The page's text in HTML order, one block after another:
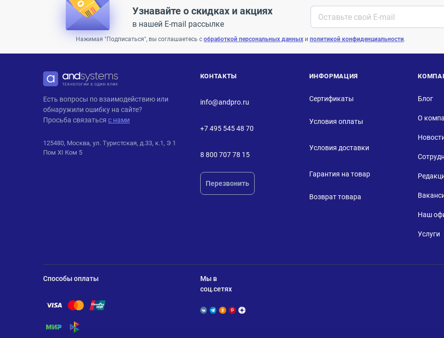
Узнавайте о скидках и акциях
в нашей E-mail рассылке
Нажимая "Подписаться", вы соглашаетесь с обработкой персональных данных и политикой конфиденциальности.
ANDPRO
Есть вопросы по взаимодействию или
обнаружили ошибку на сайте?
Просьба связаться с нами
125480, Москва, ул. Туристская, д.33, к.1, Э 1
Пом XI Ком 5
КОНТАКТЫ
info@andpro.ru
+7 495 545 48 70
8 800 707 78 15
Перезвонить
ИНФОРМАЦИЯ
Сертификаты
Условия оплаты
Условия доставки
Гарантия на товар
Возврат товара
Блог
О
Наш
Услуги
Способы оплаты
Помощь по оплате Visa
Помощь по оплате Mastercard
Помощь по оплате UnionPay
Помощь по оплате Мир
Помощь по оплате СБП
Мы в
соц.сетях